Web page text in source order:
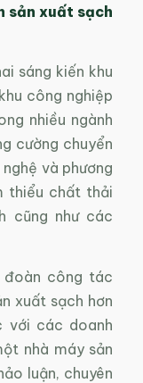
sản xuất sạch
sáng kiến khu
công nghiệp
nhiều ngành
cường chuyển
và phương
thiểu chất thải
cũng như các
đoàn công tác
xuất sạch hơn
với các doanh
nhà máy sản
luận, chuyên